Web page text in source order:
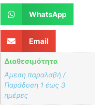
WhatsApp
Email
Διαθεσιμότητα
Άμεση παραλαβή /
Παράδoση 1 έως 3
ημέρες